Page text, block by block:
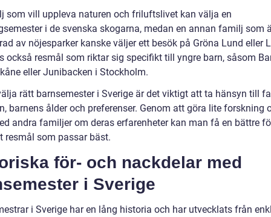
som vill uppleva naturen och friluftslivet kan välja en
i de svenska skogarna, medan en annan familj som
av nöjesparker kanske väljer ett besök på Gröna Lund eller
också resmål som riktar sig specifikt till yngre barn, såsom
eller Junibacken i Stockholm.
rätt barnsemester i Sverige är det viktigt att ta hänsyn till
barnens ålder och preferenser. Genom att göra lite forskning
andra familjer om deras erfarenheter kan man få en bättre
resmål som passar bäst.
för- och nackdelar med
i Sverige
i Sverige har en lång historia och har utvecklats från